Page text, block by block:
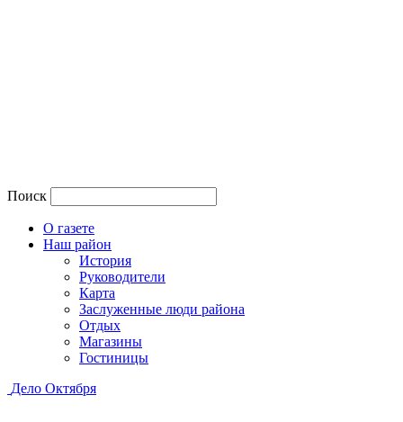
Поиск
О газете
Наш район
История
Руководители
Карта
Заслуженные люди района
Отдых
Магазины
Гостиницы
Дело Октября